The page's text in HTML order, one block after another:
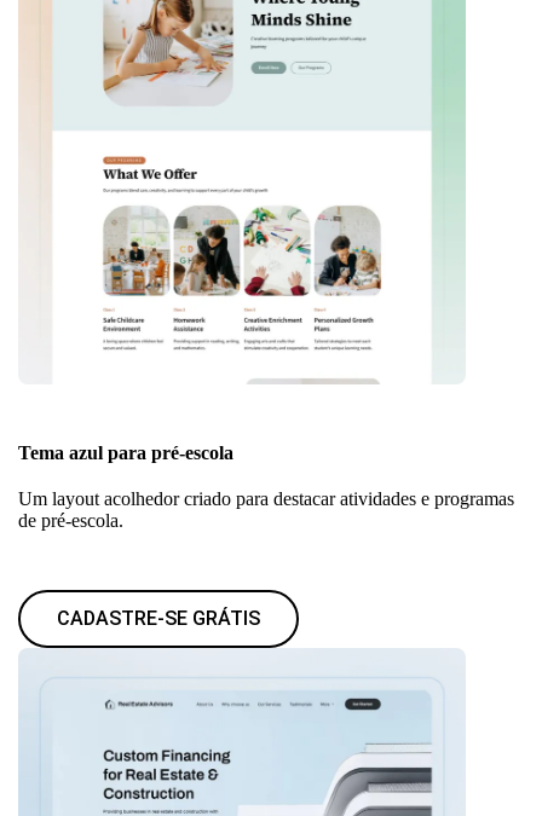
Tema azul para pré-escola
Um layout acolhedor criado para destacar atividades e programas
de pré-escola.
CADASTRE-SE GRÁTIS